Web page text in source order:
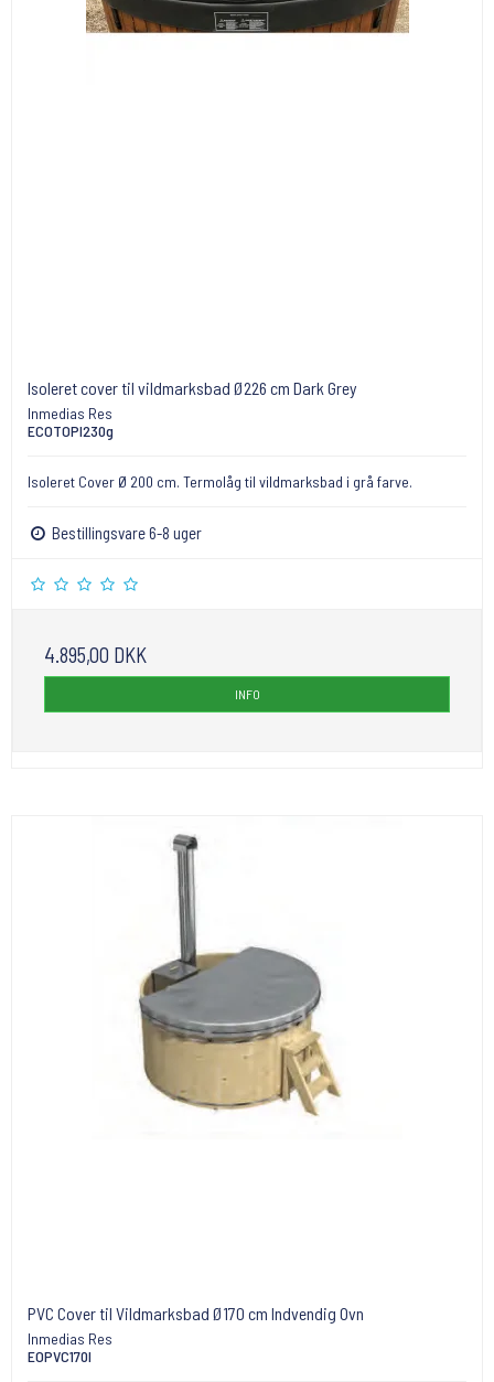
Isoleret cover til vildmarksbad Ø226 cm Dark Grey
Inmedias Res
ECOTOPI230g
Isoleret Cover Ø 200 cm. Termolåg til vildmarksbad i grå farve.
Bestillingsvare 6-8 uger
4.895,00 DKK
INFO
PVC Cover til Vildmarksbad Ø170 cm Indvendig Ovn
Inmedias Res
EOPVC170I